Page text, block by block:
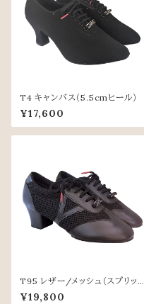
T4 キャンバス（5.5cmヒール）
¥17,600
T95 レザー/メッシュ（スプリット
ソール）
¥19,800